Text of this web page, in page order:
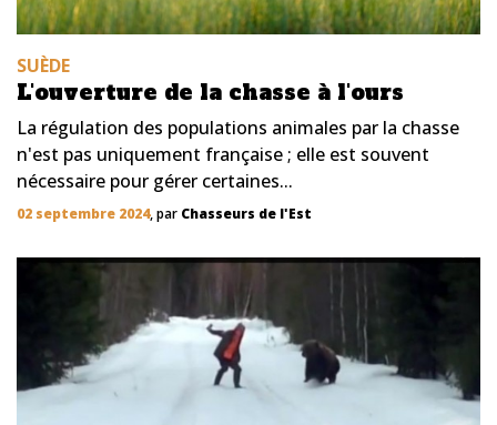
SUÈDE
L'ouverture de la chasse à l'ours
La régulation des populations animales par la chasse
n'est pas uniquement française ; elle est souvent
nécessaire pour gérer certaines...
02 septembre 2024, par Chasseurs de l'Est